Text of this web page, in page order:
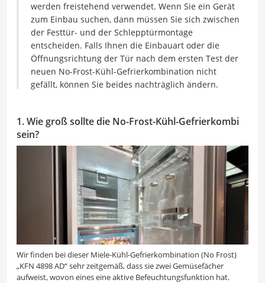
werden freistehend verwendet. Wenn Sie ein Gerät
zum Einbau suchen, dann müssen Sie sich zwischen
der Festtür- und der Schlepptürmontage
entscheiden. Falls Ihnen die Einbauart oder die
Öffnungsrichtung der Tür nach dem ersten Test der
neuen No-Frost-Kühl-Gefrierkombination nicht
gefällt, können Sie beides nachträglich ändern.
1. Wie groß sollte die No-Frost-Kühl-Gefrierkombi
sein?
Wir finden bei dieser Miele-Kühl-Gefrierkombination (No Frost)
„KFN 4898 AD“ sehr zeitgemäß, dass sie zwei Gemüsefächer
aufweist, wovon eines eine aktive Befeuchtungsfunktion hat.